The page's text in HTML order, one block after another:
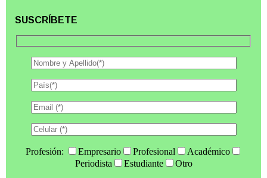
SUSCRÍBETE
Profesión: Empresario Profesional
Académico
Periodista
Estudiante Otro